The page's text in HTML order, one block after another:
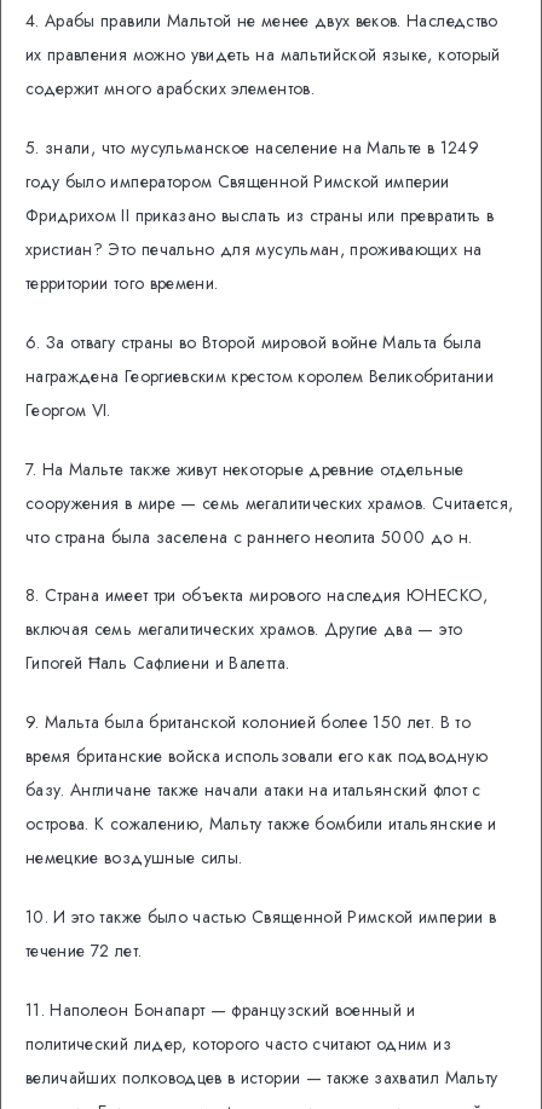
4. Арабы правили Мальтой не менее двух веков. Наследство
их правления можно увидеть на мальтийской языке, который
содержит много арабских элементов.
5. знали, что мусульманское население на Мальте в 1249
году было императором Священной Римской империи
Фридрихом II приказано выслать из страны или превратить в
христиан? Это печально для мусульман, проживающих на
территории того времени.
6. За отвагу страны во Второй мировой войне Мальта была
награждена Георгиевским крестом королем Великобритании
Георгом VI.
7. На Мальте также живут некоторые древние отдельные
сооружения в мире — семь мегалитических храмов. Считается,
что страна была заселена с раннего неолита 5000 до н.
8. Страна имеет три объекта мирового наследия ЮНЕСКО,
включая семь мегалитических храмов. Другие два — это
Гипогей Ħаль Сафлиени и Валетта.
9. Мальта была британской колонией более 150 лет. В то
время британские войска использовали его как подводную
базу. Англичане также начали атаки на итальянский флот с
острова. К сожалению, Мальту также бомбили итальянские и
немецкие воздушные силы.
10. И это также было частью Священной Римской империи в
течение 72 лет.
11. Наполеон Бонапарт — французский военный и
политический лидер, которого часто считают одним из
величайших полководцев в истории — также захватил Мальту